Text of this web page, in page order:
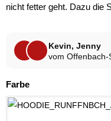
nicht fetter geht. Dazu die
Kevin, Jenny
vom Offenbach-
Farbeauswählen